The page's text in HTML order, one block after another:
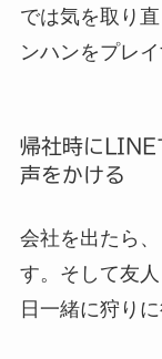
では気を取り
ンハンをプレ
帰社時にLINE
声をかける
会社を出たら
す。そして友
日一緒に狩り